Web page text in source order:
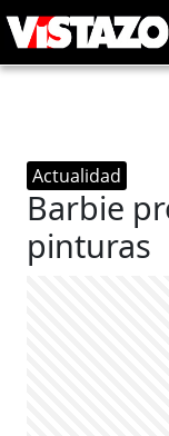
Actualidad
Barbie
pinturas